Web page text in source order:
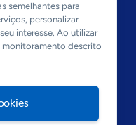
semelhantes para
personalizar
interesse. Ao utilizar
monitoramento descrito